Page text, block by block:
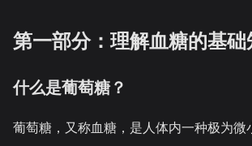
第一部分：理解血糖的基础
什么是葡萄糖？
葡萄糖，又称血糖，是人体内一种极为微